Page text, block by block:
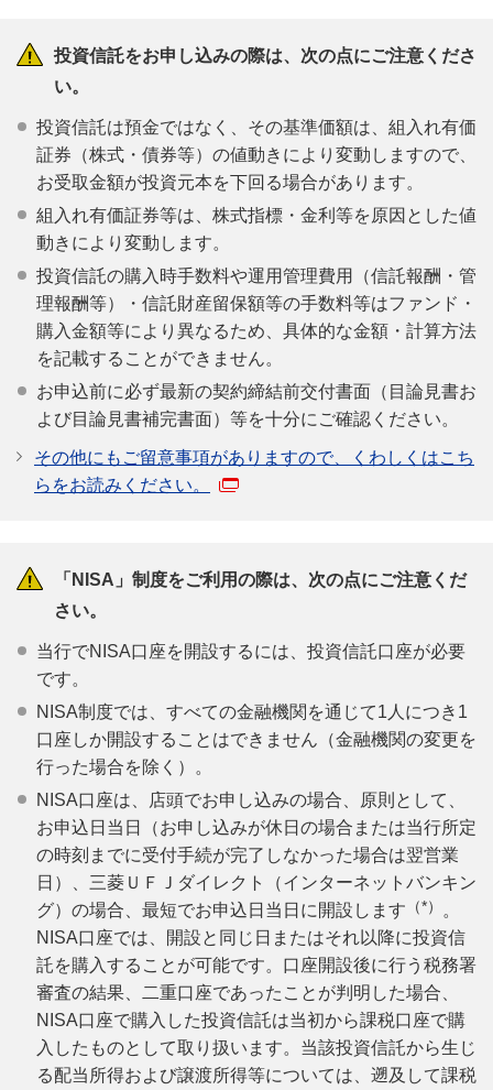
投資信託をお申し込みの際は、次の点にご注意くださ
い。
投資信託は預金ではなく、その基準価額は、組入れ有価
証券（株式・債券等）の値動きにより変動しますので、
お受取金額が投資元本を下回る場合があります。
組入れ有価証券等は、株式指標・金利等を原因とした値
動きにより変動します。
投資信託の購入時手数料や運用管理費用（信託報酬・管
理報酬等）・信託財産留保額等の手数料等はファンド・
購入金額等により異なるため、具体的な金額・計算方法
を記載することができません。
お申込前に必ず最新の契約締結前交付書面（目論見書お
よび目論見書補完書面）等を十分にご確認ください。
その他にもご留意事項がありますので、くわしくはこち
らをお読みください。
「NISA」制度をご利用の際は、次の点にご注意くだ
さい。
当行でNISA口座を開設するには、投資信託口座が必要
です。
NISA制度では、すべての金融機関を通じて1人につき1
口座しか開設することはできません（金融機関の変更を
行った場合を除く）。
NISA口座は、店頭でお申し込みの場合、原則として、
お申込日当日（お申し込みが休日の場合または当行所定
の時刻までに受付手続が完了しなかった場合は翌営業
日）、三菱ＵＦＪダイレクト（インターネットバンキン
グ）の場合、最短でお申込日当日に開設します （*）
。
NISA口座では、開設と同じ日またはそれ以降に投資信
託を購入することが可能です。口座開設後に行う税務署
審査の結果、二重口座であったことが判明した場合、
NISA口座で購入した投資信託は当初から課税口座で購
入したものとして取り扱います。当該投資信託から生じ
る配当所得および譲渡所得等については、遡及して課税